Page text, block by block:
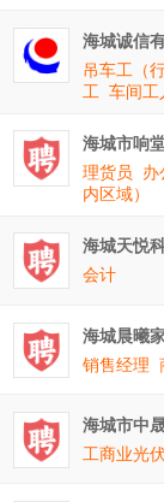
海城诚信
吊车工（行
工 车间工
海城市响
理货员
办
内区域）
海城天悦
会计
海城晨曦
销售经理
海城市中
工商业光